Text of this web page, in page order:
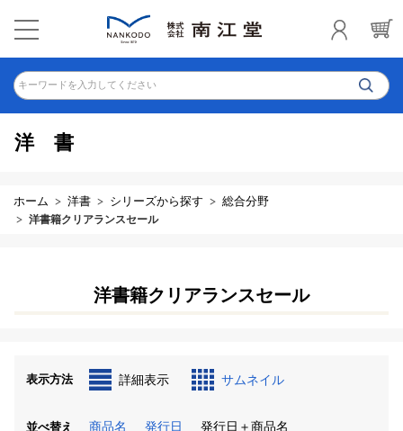
キーワードを入力してください
洋書
ホーム 洋書 シリーズから探す 総合分野
洋書籍クリアランスセール
洋書籍クリアランスセール
表示方法 詳細表示 サムネイル
並べ替え 商品名 発行日 発行日＋商品名